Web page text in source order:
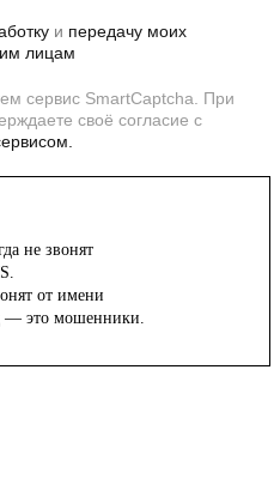
и передачу моих
лицам
сервис SmartCaptcha. При
своё согласие с
не звонят
от имени
— это мошенники.